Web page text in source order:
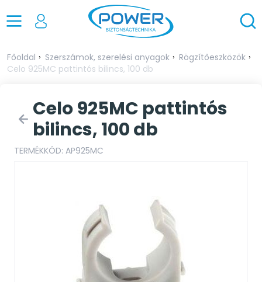
Főoldal Szerszámok, szerelési anyagok
Rögzítőeszközök
Celo 925MC pattintós bilincs, 100 db
Celo 925MC pattintós
bilincs, 100 db
TERMÉKKÓD: AP925MC